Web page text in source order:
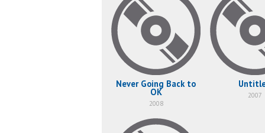
Never Going Back to
OK
2008
2007